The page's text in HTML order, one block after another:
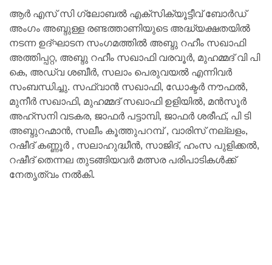
ആർ എസ് സി ഗ്ലോബൽ എക്സിക്യൂട്ടീവ് ബോർഡ്‌
അംഗം അബ്ദുള്ള രണ്ടത്താണിയുടെ അദ്ധ്യക്ഷതയിൽ
നടന്ന ഉദ്ഘാടന സംഗമത്തിൽ അബ്ദു റഹീം സഖാഫി
അത്തിപ്പറ്റ, അബ്ദു റഹീം സഖാഫി വരവൂർ, മുഹമ്മദ് വി പി
കെ, അഡ്വ ശബീർ, സലാം പെരുവയൽ എന്നിവർ
സംബന്ധിച്ചു. സഫ്‌വാൻ സഖാഫി, ഡോക്ടർ നൗഫൽ,
മുനീർ സഖാഫി, മുഹമ്മദ് സഖാഫി ഉളിയിൽ, മൻസൂർ
അഹ്സനി വടകര, ജാഫർ പട്ടാമ്പി, ജാഫർ ശരീഫ്, പി ടി
അബ്ദുറഹ്മാൻ, സലീം കൂത്തുപറമ്പ് , വാരിസ് നല്ലളം,
റഷീദ് കണ്ണൂർ , സലാഹുദ്ധീൻ, സാജിദ്, ഹംസ പുളിക്കൽ,
റഷീദ് തെന്നല തുടങ്ങിയവർ മത്സര പരിപാടികൾക്ക്
നേതൃത്വം നൽകി.